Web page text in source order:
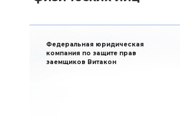
Федеральная юридическая
компания по защите прав
заемщиков Витакон